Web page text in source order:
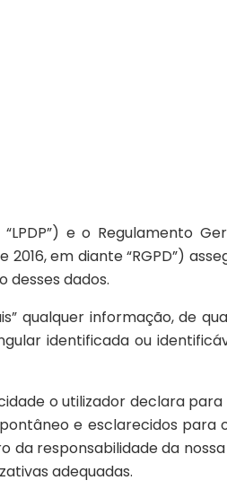
e o Regulamento
em diante “RGPD”)
desses dados.
qualquer informação, de
identificada ou
o utilizador declara para
e esclarecidos
responsabilidade da
adequadas.